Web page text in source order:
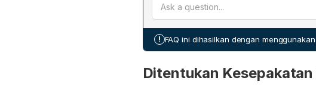
sehingga rata‑rata impor menjadi
2021‑2024. Ratna Sari Loppies
! FAQ ini dihasilkan dengan menggunakan
Ditentukan